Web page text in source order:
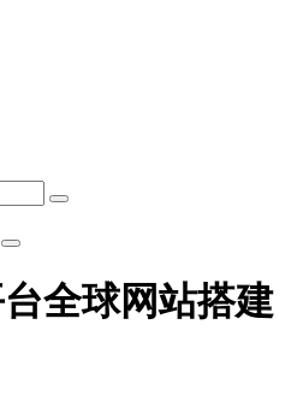
全球网站搭建